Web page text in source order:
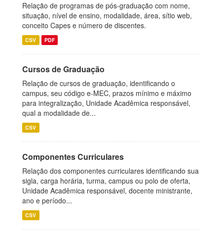
Relação de programas de pós-graduação com nome,
situação, nível de ensino, modalidade, área, sítio web,
conceito Capes e número de discentes.
CSV PDF
Cursos de Graduação
Relação de cursos de graduação, identificando o
campus, seu código e-MEC, prazos mínimo e máximo
para integralização, Unidade Acadêmica responsável,
qual a modalidade de...
CSV
Componentes Curriculares
Relação dos componentes curriculares identificando sua
sigla, carga horária, turma, campus ou polo de oferta,
Unidade Acadêmica responsável, docente ministrante,
ano e período...
CSV